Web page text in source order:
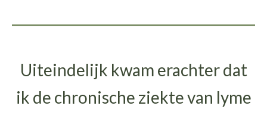
Uiteindelijk kwam erachter dat
ik de chronische ziekte van lyme